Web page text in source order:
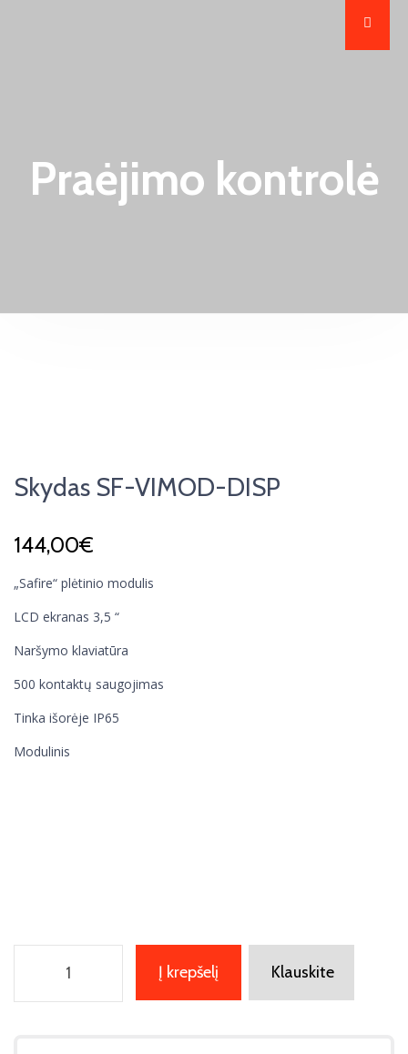
Praėjimo kontrolė
Skydas SF-VIMOD-DISP
144,00€
„Safire“ plėtinio modulis
LCD ekranas 3,5 “
Naršymo klaviatūra
500 kontaktų saugojimas
Tinka išorėje IP65
Modulinis
Į krepšelį Klauskite